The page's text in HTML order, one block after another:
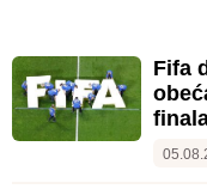
Fifa